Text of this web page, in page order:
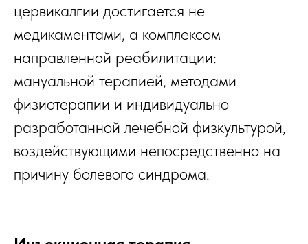
цервикалгии достигается не
медикаментами, а комплексом
направленной реабилитации:
мануальной терапией, методами
физиотерапии и индивидуально
разработанной лечебной физкультурой,
воздействующими непосредственно на
причину болевого синдрома.